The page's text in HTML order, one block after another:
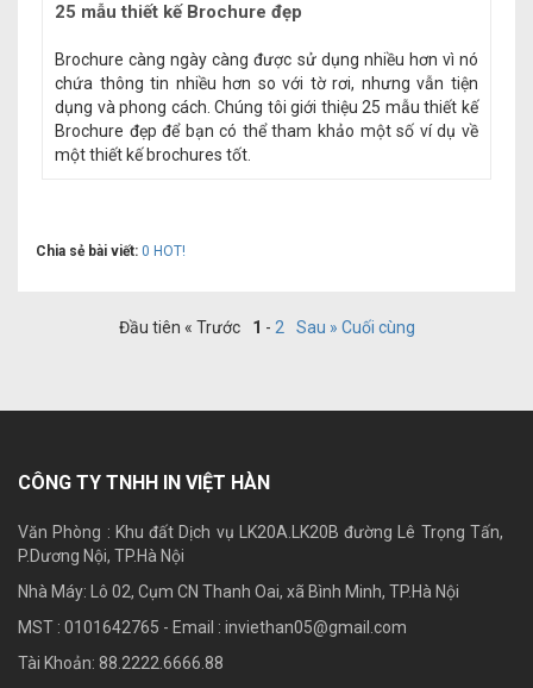
25 mẫu thiết kế Brochure đẹp
Brochure càng ngày càng được sử dụng nhiều hơn vì nó
chứa thông tin nhiều hơn so với tờ rơi, nhưng vẫn tiện
dụng và phong cách. Chúng tôi giới thiệu 25 mẫu thiết kế
Brochure đẹp để bạn có thể tham khảo một số ví dụ về
một thiết kế brochures tốt.
Chia sẻ bài viết: 0 HOT!
Đầu tiên « Trước 1 - 2 Sau » Cuối cùng
CÔNG TY TNHH IN VIỆT HÀN
Văn Phòng : Khu đất Dịch vụ LK20A.LK20B đường Lê Trọng Tấn,
P.Dương Nội, TP.Hà Nội
Nhà Máy: Lô 02, Cụm CN Thanh Oai, xã Bình Minh, TP.Hà Nội
MST : 0101642765 - Email : inviethan05@gmail.com
Tài Khoản: 88.2222.6666.88